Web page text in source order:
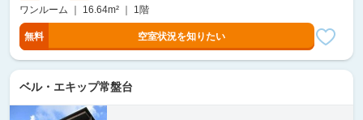
ワンルーム ｜ 16.64m² ｜ 1階
無料 空室状況を知りたい
ベル・エキップ常盤台